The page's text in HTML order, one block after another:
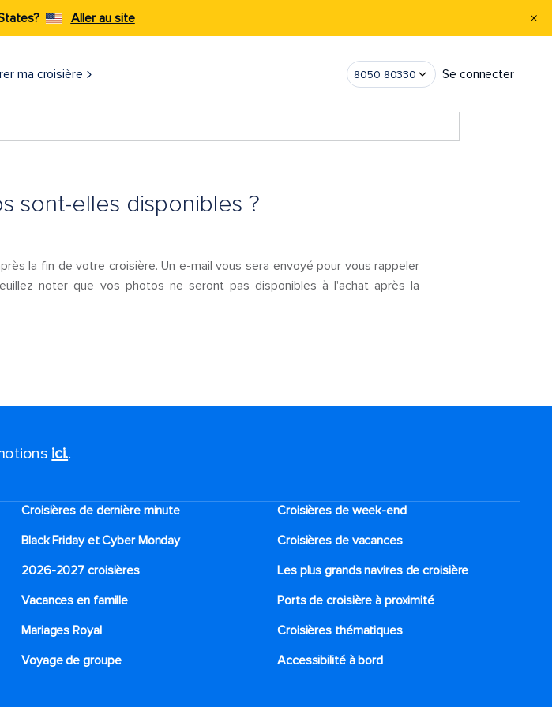
Aller au site
ma croisière 8050 80330 Se connecter
sont-elles disponibles ?
la fin de votre croisière. Un e-mail vous sera envoyé pour vous rappeler
noter que vos photos ne seront pas disponibles à l'achat après la
ici..
Croisières de dernière minute
Croisières de week-end
Black Friday et Cyber Monday
Croisières de vacances
2026-2027 croisières
Les plus grands navires de croisière
Vacances en famille
Ports de croisière à proximité
Mariages Royal
Croisières thématiques
Voyage de groupe​
Accessibilité à bord​